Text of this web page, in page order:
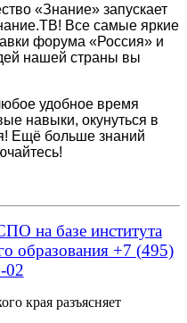
«Знание» запускает
Все самые яркие
форума «Россия» и
нашей страны вы
удобное время
навыки, окунуться в
Ещё больше знаний
на базе института
образования +7 (495)
02
края разъясняет